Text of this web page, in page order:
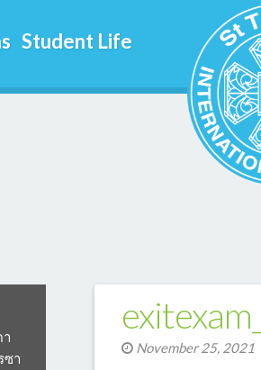
Student Life
ซา
November 25, 2021